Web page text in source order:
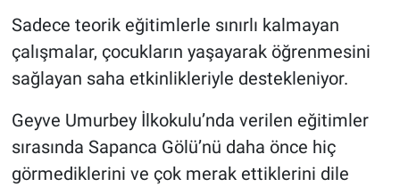
Sadece teorik eğitimlerle sınırlı kalmayan
çalışmalar, çocukların yaşayarak öğrenmesini
sağlayan saha etkinlikleriyle destekleniyor.
Geyve Umurbey İlkokulu’nda verilen eğitimler
sırasında Sapanca Gölü’nü daha önce hiç
görmediklerini ve çok merak ettiklerini dile